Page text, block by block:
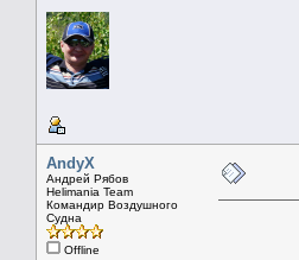
AndyX
Андрей Рябов
Helimania Team
Командир Воздушного
Судна
Offline